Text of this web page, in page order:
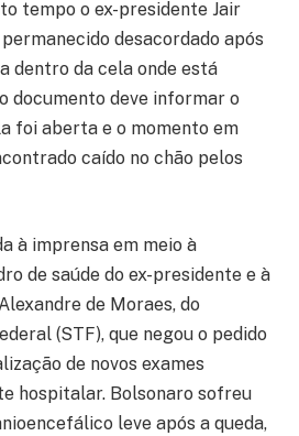
tempo o ex-presidente Jair
desacordado após
dentro da cela onde está
documento deve informar o
foi aberta e o momento em
caído no chão pelos
à imprensa em meio à
de saúde do ex-presidente e à
de Moraes, do
(STF), que negou o pedido
de novos exames
hospitalar. Bolsonaro sofreu
leve após a queda,